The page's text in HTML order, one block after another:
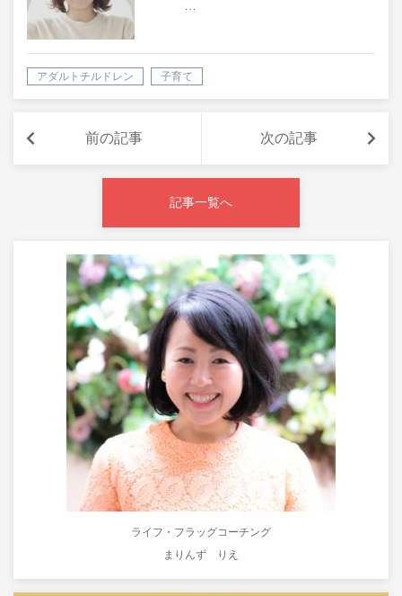
アダルトチルドレン 子育て
前の記事 次の記事
記事一覧へ
ライフ・フラッグコーチング
まりんず りえ